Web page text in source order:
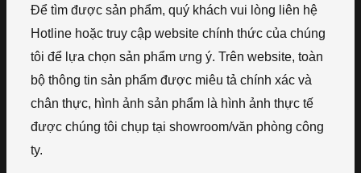
Để tìm được sản phẩm, quý khách vui lòng liên hệ
Hotline hoặc truy cập website chính thức của chúng
tôi để lựa chọn sản phẩm ưng ý. Trên website, toàn
bộ thông tin sản phẩm được miêu tả chính xác và
chân thực, hình ảnh sản phẩm là hình ảnh thực tế
được chúng tôi chụp tại showroom/văn phòng công
ty.